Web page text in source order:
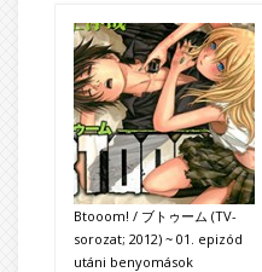
Btooom! / ブトゥーム (TV-
sorozat; 2012) ~ 01. epizód
utáni benyomások